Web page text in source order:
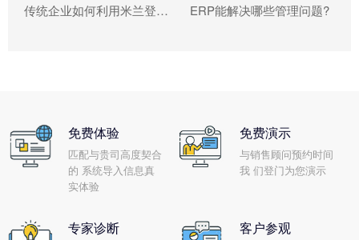
传统企业如何利用米兰登录官网-米兰登录官网（中国） 重塑竞争力? ERP能解决哪些管理问题?
免费体验
匹配与贵司高度契合
的 系统导入信息真
实体验
免费演示
与销售顾问预约时间
我 们登门为您演示
专家诊断 客户参观